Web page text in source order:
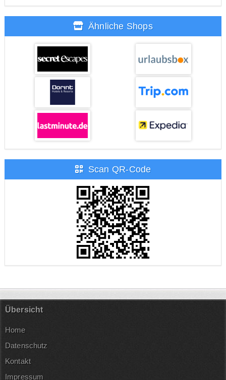
Ähnliche Shops
Scan QR-Code
Übersicht
Home
Datenschutz
Kontakt
Impressum